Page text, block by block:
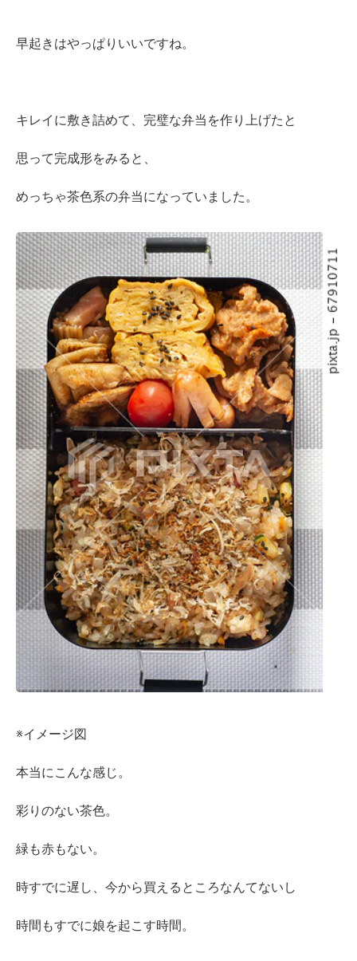
早起きはやっぱりいいですね。
キレイに敷き詰めて、完璧な弁当を作り上げたと
思って完成形をみると、
めっちゃ茶色系の弁当になっていました。
※イメージ図
本当にこんな感じ。
彩りのない茶色。
緑も赤もない。
時すでに遅し、今から買えるところなんてないし
時間もすでに娘を起こす時間。